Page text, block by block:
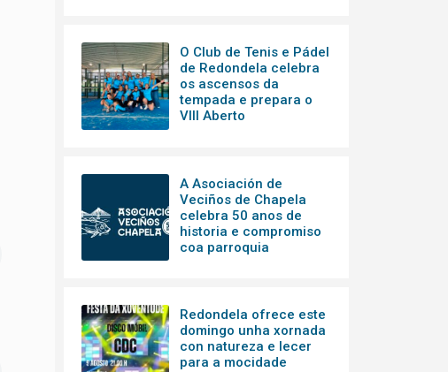
O Club de Tenis e Pádel
de Redondela celebra
os ascensos da
tempada e prepara o
VIII Aberto
A Asociación de
Veciños de Chapela
celebra 50 anos de
historia e compromiso
coa parroquia
Redondela ofrece este
domingo unha xornada
con natureza e lecer
para a mocidade